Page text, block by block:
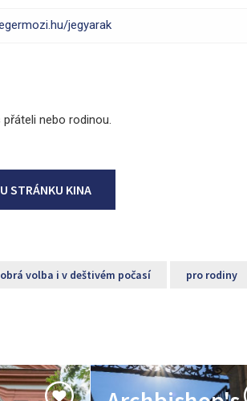
jegyarak
nebo rodinou.
STRÁNKU KINA
volba i v deštivém počasí pro rodiny